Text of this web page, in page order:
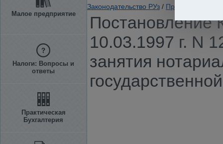
Малое предприятие
Налоги: Вопросы и
ответы
Практическая
Бухгалтерия
Законодательство РУз / Прокуратура.
Постановление
10.03.1997 г. N
занятия